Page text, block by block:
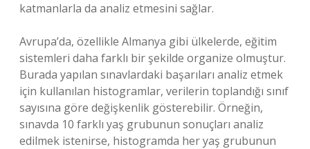
katmanlarla da analiz etmesini sağlar.
Avrupa’da, özellikle Almanya gibi ülkelerde, eğitim
sistemleri daha farklı bir şekilde organize olmuştur.
Burada yapılan sınavlardaki başarıları analiz etmek
için kullanılan histogramlar, verilerin toplandığı sınıf
sayısına göre değişkenlik gösterebilir. Örneğin,
sınavda 10 farklı yaş grubunun sonuçları analiz
edilmek istenirse, histogramda her yaş grubunun